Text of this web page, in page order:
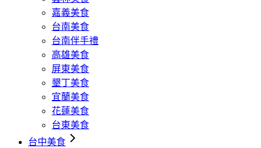
嘉義美食
台南美食
台南伴手禮
高雄美食
屏東美食
墾丁美食
宜蘭美食
花蓮美食
台東美食
台中美食